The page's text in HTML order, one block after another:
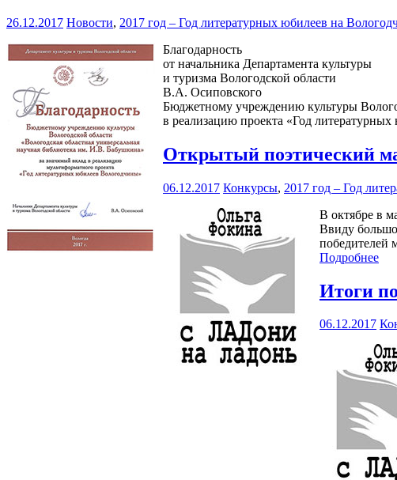
26.12.2017 Новости, 2017 год – Год литературных юбилеев на
Благодарность
от начальника Департамента культуры
и туризма Вологодской области
В.А. Осиповского
Бюджетному учреждению культуры
в реализацию проекта «Год
Открытый поэтический
06.12.2017 Конкурсы, 2017 год – Год
В октябре в
Ввиду
победителей
Подробнее
Итоги
06.12.2017